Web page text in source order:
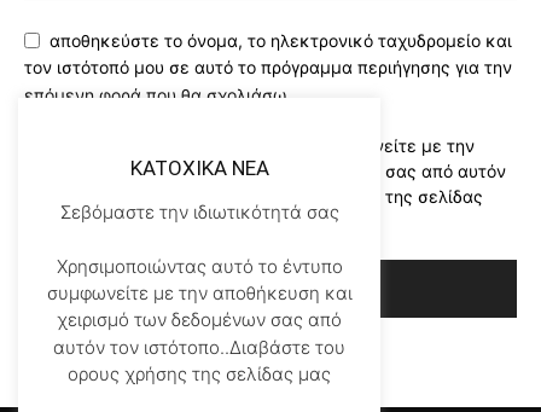
αποθηκεύστε το όνομα, το ηλεκτρονικό ταχυδρομείο και
τον ιστότοπό μου σε αυτό το πρόγραμμα περιήγησης για την
επόμενη φορά που θα σχολιάσω.
Χρησιμοποιώντας αυτό το έντυπο συμφωνείτε με την
αποθήκευση και χειρισμό των δεδομένων σας από αυτόν
τον ιστότοπο..Διαβάστε του ορους χρήσης της σελίδας
μας*
KATOXIKA NEA
Σεβόμαστε την ιδιωτικότητά σας
Χρησιμοποιώντας αυτό το έντυπο
συμφωνείτε με την αποθήκευση και
χειρισμό των δεδομένων σας από
αυτόν τον ιστότοπο..Διαβάστε του
ορους χρήσης της σελίδας μας